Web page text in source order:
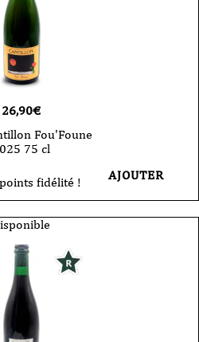
26,90€
Fou'Foune
75 cl
fidélité ! AJOUTER